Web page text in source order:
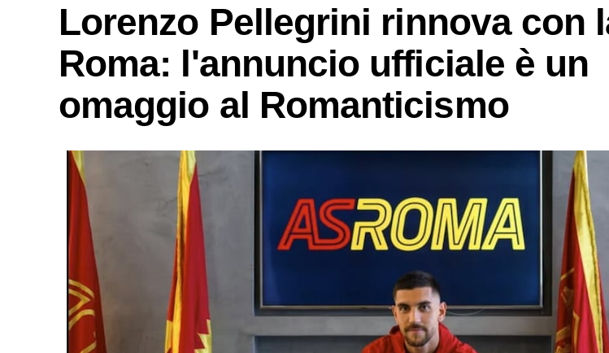
Lorenzo Pellegrini rinnova con
Roma: l'annuncio ufficiale è un
omaggio al Romanticismo